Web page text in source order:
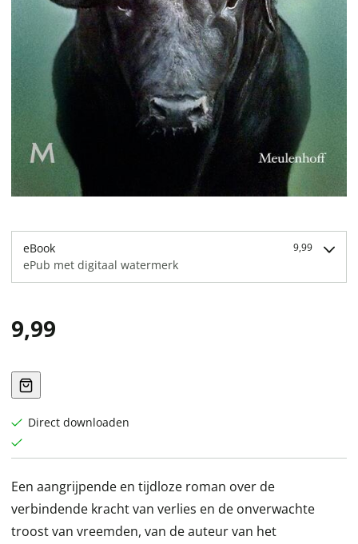
eBook 9,99
ePub met digitaal watermerk
9,99
Direct downloaden
Een aangrijpende en tijdloze roman over de
verbindende kracht van verlies en de onverwachte
troost van vreemden, van de auteur van het